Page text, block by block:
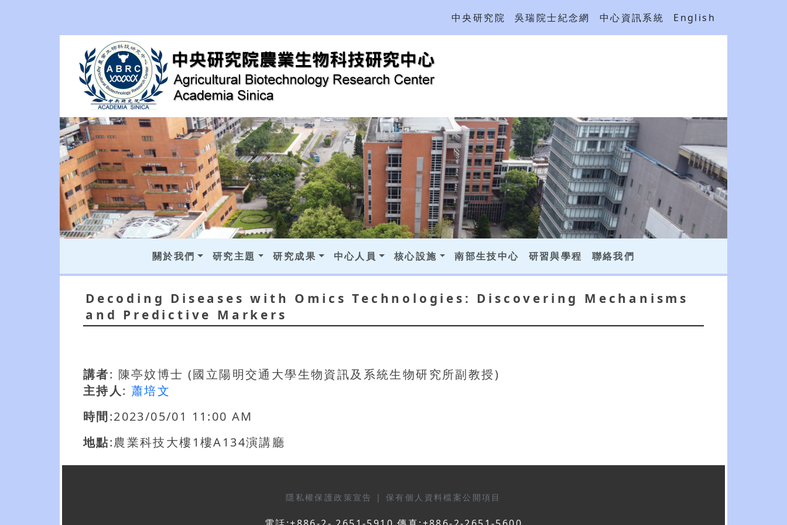
中央研究院 吳瑞院士紀念網 中心資訊系統 English
關於我們 研究主題 研究成果 中心人員 核心設施 南部生技中心 研習與學程 聯絡我們
Decoding Diseases with Omics Technologies: Discovering Mechanisms
and Predictive Markers
講者: 陳亭妏博士 (國立陽明交通大學生物資訊及系統生物研究所副教授)
主持人:蕭培文
時間:2023/05/01 11:00 AM
地點:農業科技大樓1樓A134演講廳
隱私權保護政策宣告 | 保有個人資料檔案公開項目